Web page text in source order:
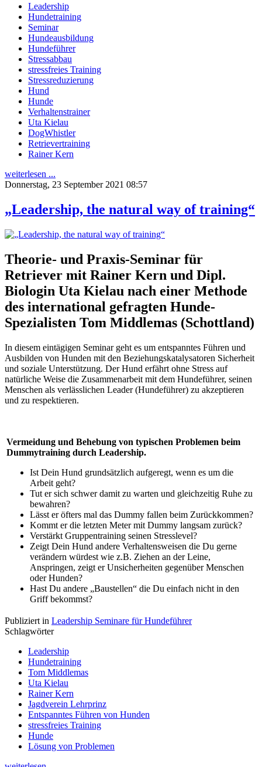
Leadership
Hundetraining
Seminar
Hundeausbildung
Hundeführer
Stressabbau
stressfreies Training
Stressreduzierung
Hund
Hunde
Verhaltenstrainer
Uta Kielau
DogWhistler
Retrievertraining
Rainer Kern
weiterlesen ...
Donnerstag, 23 September 2021 08:57
„Leadership, the natural way of training“
Theorie- und Praxis-Seminar für
Retriever mit Rainer Kern und Dipl.
Biologin Uta Kielau nach einer Methode
des international gefragten Hunde-
Spezialisten Tom Middlemas (Schottland)
In diesem eintägigen Seminar geht es um entspanntes Führen und
Ausbilden von Hunden mit den Beziehungskatalysatoren Sicherheit
und soziale Unterstützung. Der Hund erfährt ohne Stress auf
natürliche Weise die Zusammenarbeit mit dem Hundeführer, seinen
Menschen als verlässlichen Leader (Hundeführer) zu akzeptieren
und zu respektieren.
Vermeidung und Behebung von typischen Problemen beim
Dummytraining durch Leadership.
Ist Dein Hund grundsätzlich aufgeregt, wenn es um die
Arbeit geht?
Tut er sich schwer damit zu warten und gleichzeitig Ruhe zu
bewahren?
Lässt er öfters mal das Dummy fallen beim Zurückkommen?
Kommt er die letzten Meter mit Dummy langsam zurück?
Verstärkt Gruppentraining seinen Stresslevel?
Zeigt Dein Hund andere Verhaltensweisen die Du gerne
verändern würdest wie z.B. Ziehen an der Leine,
Anspringen, zeigt er Unsicherheiten gegenüber Menschen
oder Hunden?
Hast Du andere „Baustellen“ die Du einfach nicht in den
Griff bekommst?
Publiziert in Leadership Seminare für Hundeführer
Schlagwörter
Leadership
Hundetraining
Tom Middlemas
Uta Kielau
Rainer Kern
Jagdverein Lehrprinz
Entspanntes Führen von Hunden
stressfreies Training
Hunde
Lösung von Problemen